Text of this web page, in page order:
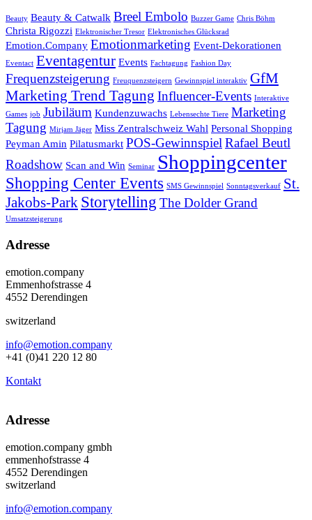
Beauty Beauty & Catwalk Breel Embolo Buzzer Game Chris Böhm
Christa Rigozzi Elektronischer Tresor Elektronisches Glücksrad
Emotion.Company Emotionmarketing Event-Dekorationen
Eventact Eventagentur Events Fachtagung Fashion Day
Frequenzsteigerung Freuquenzsteigern Gewinnspiel interaktiv GfM
Marketing Trend Tagung Influencer-Events Interaktive
Games job Jubiläum Kundenzuwachs Lebensechte Tiere Marketing
Tagung Mirjam Jäger Miss Zentralschweiz Wahl Personal Shopping
Peyman Amin Pilatusmarkt POS-GewinnspielRafael Beutl
Roadshow Scan and Win Seminar Shoppingcenter
Shopping Center Events SMS Gewinnspiel Sonntagsverkauf St.
Jakobs-Park Storytelling The Dolder Grand
Umsatzsteigerung
Adresse
emotion.company
Emmenhofstrasse 4
4552 Derendingen
switzerland
info@emotion.company
+41 (0)41 220 12 80
Kontakt
Adresse
emotion.company gmbh
emmenhofstrasse 4
4552 Derendingen
switzerland
info@emotion.company